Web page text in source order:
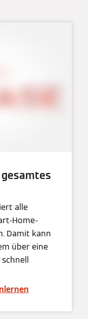
alle
Home-
Damit kann
über eine